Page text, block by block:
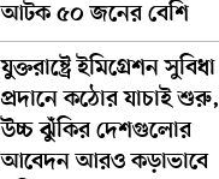
আটক ৫০ জনের বেশি
যুক্তরাষ্ট্রে ইমিগ্রেশন সুবিধা
প্রদানে কঠোর যাচাই শুরু,
উচ্চ ঝুঁকির দেশগুলোর
আবেদন আরও কড়াভাবে